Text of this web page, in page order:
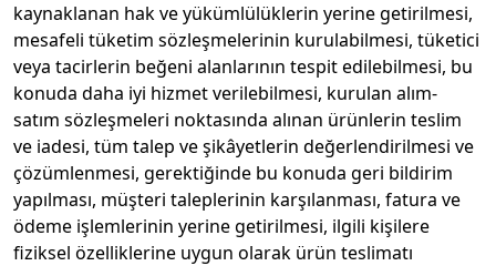
kaynaklanan hak ve yükümlülüklerin yerine getirilmesi,
mesafeli tüketim sözleşmelerinin kurulabilmesi, tüketici
veya tacirlerin beğeni alanlarının tespit edilebilmesi, bu
konuda daha iyi hizmet verilebilmesi, kurulan alım-
satım sözleşmeleri noktasında alınan ürünlerin teslim
ve iadesi, tüm talep ve şikâyetlerin değerlendirilmesi ve
çözümlenmesi, gerektiğinde bu konuda geri bildirim
yapılması, müşteri taleplerinin karşılanması, fatura ve
ödeme işlemlerinin yerine getirilmesi, ilgili kişilere
fiziksel özelliklerine uygun olarak ürün teslimatı